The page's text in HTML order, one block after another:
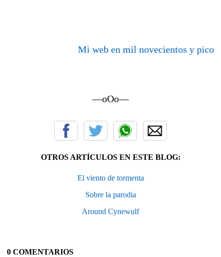
Mi web en mil novecientos y pico
—oOo—
OTROS ARTÍCULOS EN ESTE BLOG:
El viento de tormenta
Sobre la parodia
Around Cynewulf
0 COMENTARIOS